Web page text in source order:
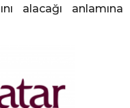
alacağı anlamına